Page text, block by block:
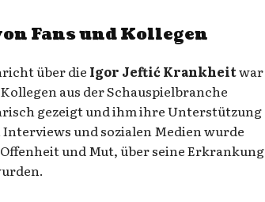
Fans und Kollegen
über die Igor Jeftić Krankheitwar
aus der Schauspielbranche
gezeigt und ihm ihre Unterstützung
und sozialen Medien wurde
und Mut, über seine Erkrankung